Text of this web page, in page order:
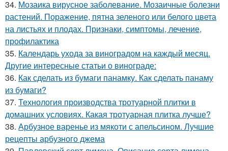
34. Мозаика вирусное заболевание. Мозаичные болезни
растений. Поражение, пятна зеленого или белого цвета
на листьях и плодах. Признаки, симптомы, лечение,
профилактика
35. Календарь ухода за виноградом на каждый месяц.
Другие интересные статьи о винограде:
36. Как сделать из бумаги панамку. Как сделать панаму
из бумаги?
37. Технология производства тротуарной плитки в
домашних условиях. Какая тротуарная плитка лучше?
38. Арбузное варенье из мякоти с апельсином. Лучшие
рецепты арбузного джема